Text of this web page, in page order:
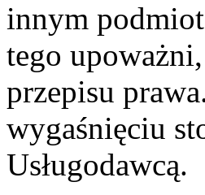
innym
tego
przepisu
wygaśnięciu
Usługodawcą.